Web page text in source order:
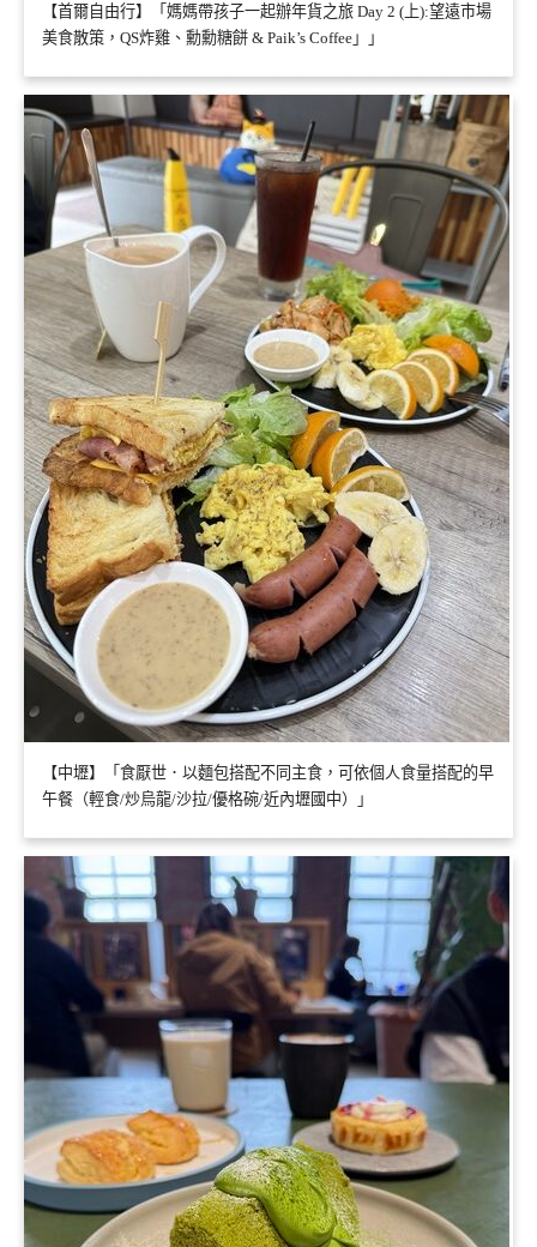
【首爾自由行】「媽媽帶孩子一起辦年貨之旅 Day 2 (上):望遠市場
美食散策，QS炸雞、勳勳糖餅 & Paik’s Coffee」」
【中壢】「食厭世．以麵包搭配不同主食，可依個人食量搭配的早
午餐（輕食/炒烏龍/沙拉/優格碗/近內壢國中）」